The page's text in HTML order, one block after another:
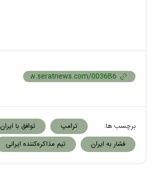
برچسب ها: ترامپ
توافق با ایران
فشار به ایران
تیم مذاکره‌کننده ایرانی